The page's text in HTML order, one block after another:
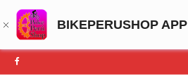
BIKEPERUSHOP APP
Saltar
al